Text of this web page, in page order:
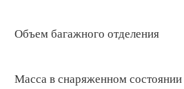
Объем багажного отделения
Масса в снаряженном состоянии